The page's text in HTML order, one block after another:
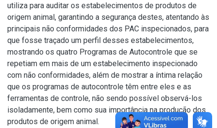
utiliza para auditar os estabelecimentos de produtos de
origem animal, garantindo a segurança destes, atentando às
principais não conformidades dos PAC inspecionados, para
que fosse traçado um perfil desses estabelecimentos,
mostrando os quatro Programas de Autocontrole que se
repetiam em mais de um estabelecimento inspecionado
com não conformidades, além de mostrar a íntima relação
que os programas de autocontrole têm entre eles e as
ferramentas de controle, não sendo possível observá-los
isoladamente, bem como sua importância na produção dos
produtos de origem animal.